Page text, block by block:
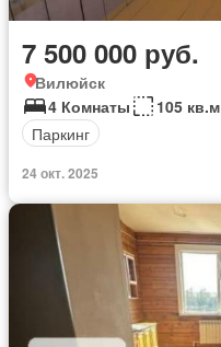
7 500 000 руб.
Вилюйск
4 Комнаты
105 кв.м
Паркинг
24 окт. 2025